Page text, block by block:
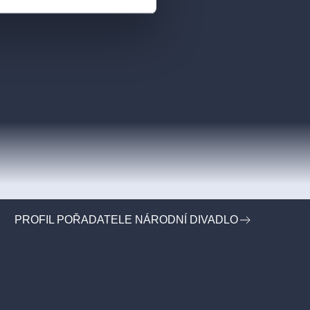
PROFIL POŘADATELE NÁRODNÍ DIVADLO